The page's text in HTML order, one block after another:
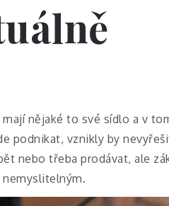
nějaké to své sídlo a v
podnikat, vznikly by
nebo třeba prodávat, ale